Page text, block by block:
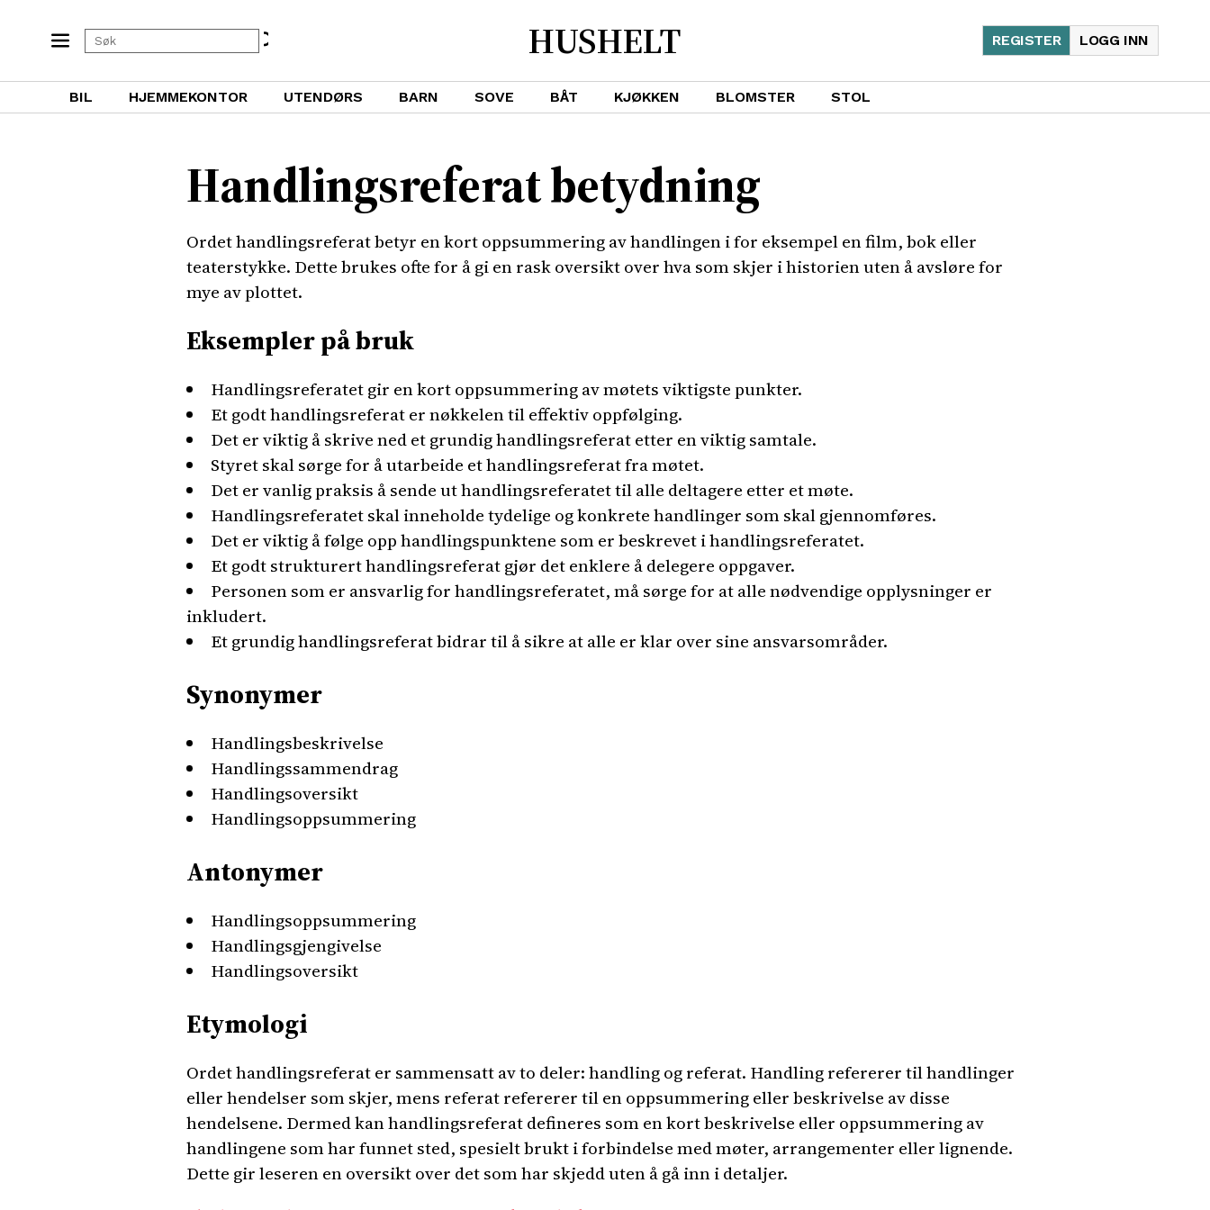
HUSHELT LOGG INN
REGISTER
BIL HJEMMEKONTOR UTENDØRS BARN SOVE BÅT KJØKKEN BLOMSTER STOL
Handlingsreferat betydning
Ordet handlingsreferat betyr en kort oppsummering av handlingen i for eksempel en film, bok eller
teaterstykke. Dette brukes ofte for å gi en rask oversikt over hva som skjer i historien uten å avsløre for
mye av plottet.
Eksempler på bruk
Handlingsreferatet gir en kort oppsummering av møtets viktigste punkter.
Et godt handlingsreferat er nøkkelen til effektiv oppfølging.
Det er viktig å skrive ned et grundig handlingsreferat etter en viktig samtale.
Styret skal sørge for å utarbeide et handlingsreferat fra møtet.
Det er vanlig praksis å sende ut handlingsreferatet til alle deltagere etter et møte.
Handlingsreferatet skal inneholde tydelige og konkrete handlinger som skal gjennomføres.
Det er viktig å følge opp handlingspunktene som er beskrevet i handlingsreferatet.
Et godt strukturert handlingsreferat gjør det enklere å delegere oppgaver.
Personen som er ansvarlig for handlingsreferatet, må sørge for at alle nødvendige opplysninger er
inkludert.
Et grundig handlingsreferat bidrar til å sikre at alle er klar over sine ansvarsområder.
Synonymer
Handlingsbeskrivelse
Handlingssammendrag
Handlingsoversikt
Handlingsoppsummering
Antonymer
Handlingsoppsummering
Handlingsgjengivelse
Handlingsoversikt
Etymologi
Ordet handlingsreferat er sammensatt av to deler: handling og referat. Handling refererer til handlinger
eller hendelser som skjer, mens referat refererer til en oppsummering eller beskrivelse av disse
hendelsene. Dermed kan handlingsreferat defineres som en kort beskrivelse eller oppsummering av
handlingene som har funnet sted, spesielt brukt i forbindelse med møter, arrangementer eller lignende.
Dette gir leseren en oversikt over det som har skjedd uten å gå inn i detaljer.